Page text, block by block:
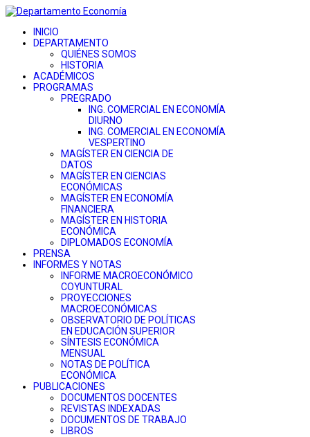
INICIO
DEPARTAMENTO
QUIÉNES SOMOS
HISTORIA
ACADÉMICOS
PROGRAMAS
PREGRADO
ING. COMERCIAL EN ECONOMÍA
DIURNO
ING. COMERCIAL EN ECONOMÍA
VESPERTINO
MAGÍSTER EN CIENCIA DE
DATOS
MAGÍSTER EN CIENCIAS
ECONÓMICAS
MAGÍSTER EN ECONOMÍA
FINANCIERA
MAGÍSTER EN HISTORIA
ECONÓMICA
DIPLOMADOS ECONOMÍA
PRENSA
INFORMES Y NOTAS
INFORME MACROECONÓMICO
COYUNTURAL
PROYECCIONES
MACROECONÓMICAS
OBSERVATORIO DE POLÍTICAS
EN EDUCACIÓN SUPERIOR
SÍNTESIS ECONÓMICA
MENSUAL
NOTAS DE POLÍTICA
ECONÓMICA
PUBLICACIONES
DOCUMENTOS DOCENTES
REVISTAS INDEXADAS
DOCUMENTOS DE TRABAJO
LIBROS